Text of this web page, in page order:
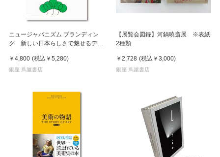
ニュージャパニズム ブランディン
グ 新しい日本らしさで魅せるデザ
￥4,800 (税込 ￥5,280)
銀座 蔦屋書店
【展覧会図録】河鍋暁斎展 ※表紙
2種類
￥2,728 (税込 ￥3,000)
銀座 蔦屋書店